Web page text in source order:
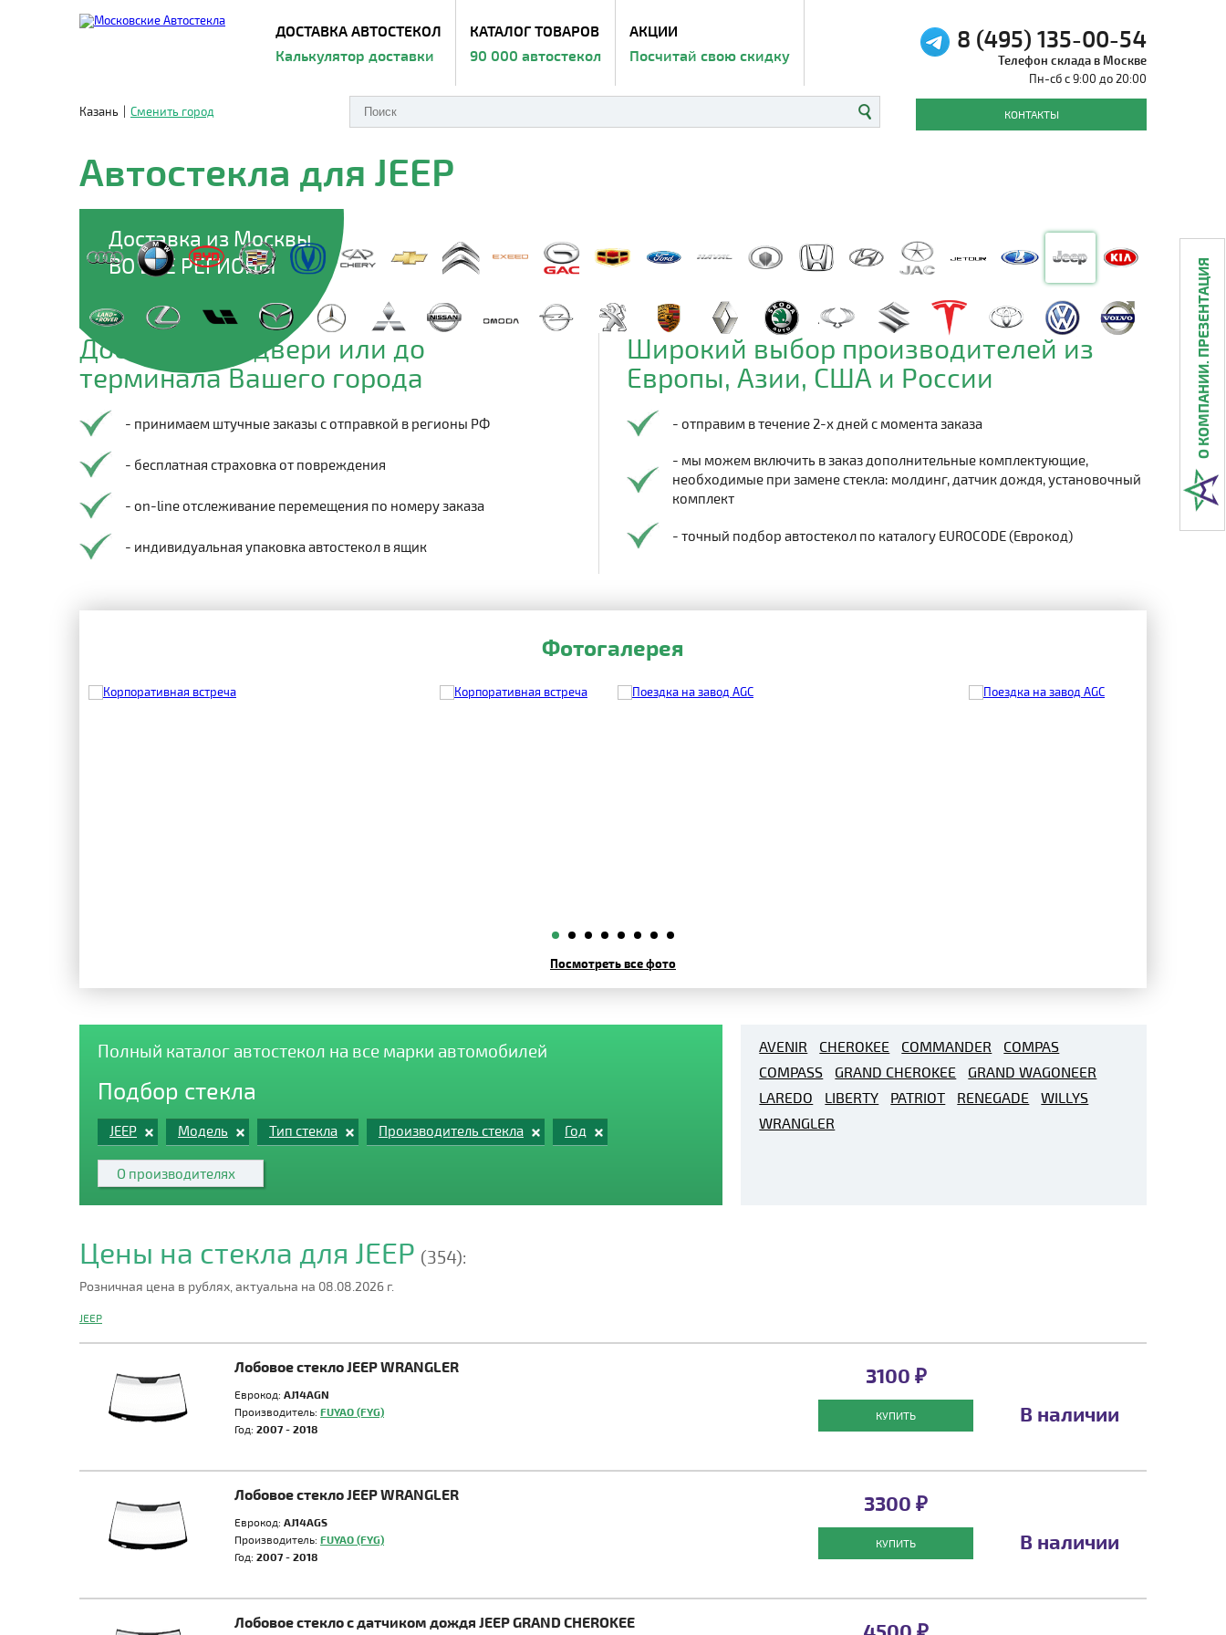
ДОСТАВКА АВТОСТЕКОЛ
Калькулятор доставки
КАТАЛОГ ТОВАРОВ
90 000 автостекол
АКЦИИ
Посчитай свою скидку
Казань Сменить город
8 (495) 135-00-54
Телефон склада в Москве
Пн-сб с 9:00 до 20:00
КОНТАКТЫ
Автостекла для JEEP
Доставка из Москвы
ВО ВСЕ РЕГИОНЫ
Доставим до двери или до
терминала Вашего города
- принимаем штучные заказы с отправкой в регионы РФ
- бесплатная страховка от повреждения
- on-line отслеживание перемещения по номеру заказа
- индивидуальная упаковка автостекол в ящик
Широкий выбор производителей из
Европы, Азии, США и России
- отправим в течение 2-х дней с момента заказа
- мы можем включить в заказ дополнительные комплектующие,
необходимые при замене стекла: молдинг, датчик дождя, установочный
комплект
- точный подбор автостекол по каталогу EUROCODE (Еврокод)
Фотогалерея
Посмотреть все фото
Полный каталог автостекол на все марки автомобилей
Подбор стекла
JEEP Модель Тип стекла Производитель стекла Год
О производителях
AVENIR CHEROKEE COMMANDER
COMPAS
COMPASS
GRAND CHEROKEE
GRAND WAGONEER
LAREDO
LIBERTY PATRIOT RENEGADE
WILLYS
WRANGLER
Цены на стекла для JEEP (354):
Розничная цена в рублях, актуальна на 08.08.2026 г.
JEEP
Лобовое стекло JEEP WRANGLER
Еврокод: AJ14AGN
Производитель: FUYAO (FYG)
Год: 2007 - 2018
3100 ₽
КУПИТЬ В наличии
Лобовое стекло JEEP WRANGLER
Еврокод: AJ14AGS
Производитель: FUYAO (FYG)
Год: 2007 - 2018
3300 ₽
КУПИТЬ В наличии
Лобовое стекло с датчиком дождя JEEP GRAND CHEROKEE
О КОМПАНИИ. ПРЕЗЕНТАЦИЯ